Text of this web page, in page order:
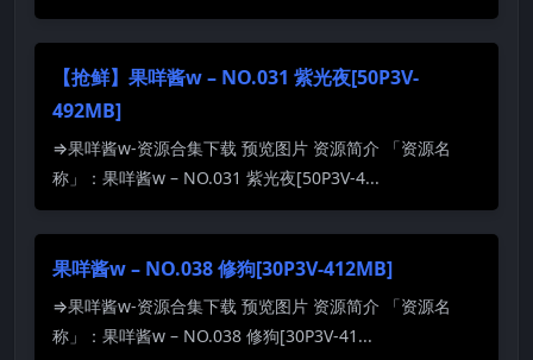
【抢鲜】果咩酱w – NO.031 紫光夜[50P3V-
492MB]
⇒果咩酱w-资源合集下载 预览图片 资源简介 「资源名
称」：果咩酱w – NO.031 紫光夜[50P3V-4...
果咩酱w – NO.038 修狗[30P3V-412MB]
⇒果咩酱w-资源合集下载 预览图片 资源简介 「资源名
称」：果咩酱w – NO.038 修狗[30P3V-41...